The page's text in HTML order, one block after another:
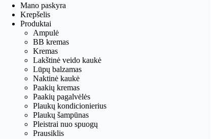
Mano paskyra
Krepšelis
Produktai
Ampulė
BB kremas
Kremas
Lakštinė veido kaukė
Lūpų balzamas
Naktinė kaukė
Paakių kremas
Paakių pagalvėlės
Plaukų kondicionierius
Plaukų šampūnas
Pleistrai nuo spuogų
Prausiklis